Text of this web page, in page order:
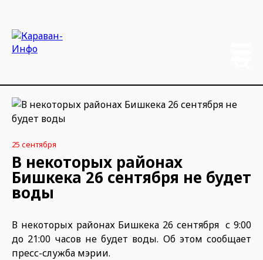
25 сентября
В некоторых районах
Бишкека 26 сентября не будет
воды
В некоторых районах Бишкека 26 сентября с 9:00
до 21:00 часов не будет воды. Об этом сообщает
пресс-служба мэрии.